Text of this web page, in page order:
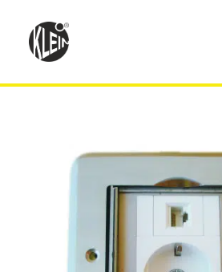
Produkte
Technik
Händler